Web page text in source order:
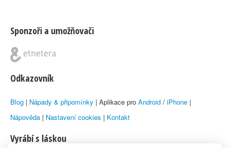
Sponzoři a umožňovači
Odkazovník
Blog | Nápady & připomínky | Aplikace pro Android / iPhone |
Nápověda | Nastavení cookies | Kontakt
Vyrábí s láskou